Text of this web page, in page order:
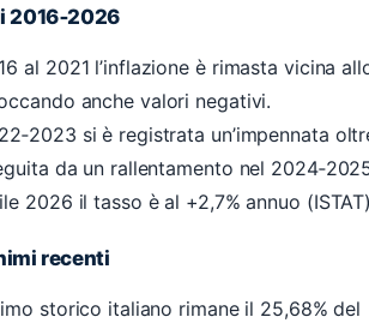
2016‑2026
al 2021 l’inflazione è rimasta vicina
anche valori negativi.
si è registrata un’impennata
da un rallentamento nel
2026 il tasso è al +2,7% annuo
recenti
storico italiano rimane il 25,68% del